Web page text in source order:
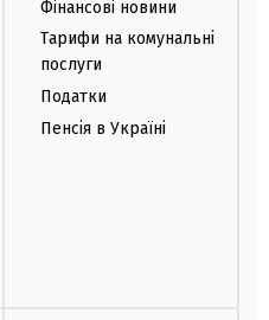
Фінансові новини
Тарифи на комунальні
послуги
Податки
Пенсія в Україні